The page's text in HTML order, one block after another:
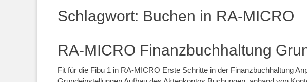
Schlagwort: Buchen in RA-MICRO
RA-MICRO Finanzbuchhaltung
Fit für die Fibu 1 in RA-MICRO Erste Schritte in der Finanzbuchhaltung